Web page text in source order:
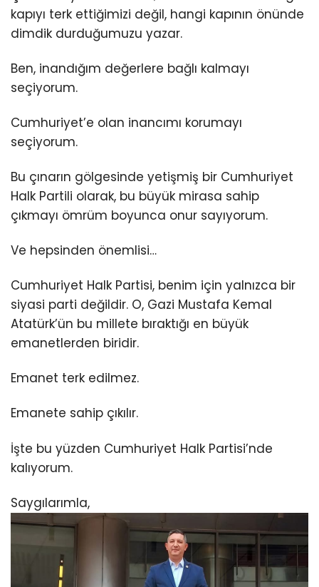
kapıyı terk ettiğimizi değil, hangi kapının önünde
dimdik durduğumuzu yazar.
Ben, inandığım değerlere bağlı kalmayı
seçiyorum.
Cumhuriyet’e olan inancımı korumayı
seçiyorum.
Bu çınarın gölgesinde yetişmiş bir Cumhuriyet
Halk Partili olarak, bu büyük mirasa sahip
çıkmayı ömrüm boyunca onur sayıyorum.
Ve hepsinden önemlisi…
Cumhuriyet Halk Partisi, benim için yalnızca bir
siyasi parti değildir. O, Gazi Mustafa Kemal
Atatürk’ün bu millete bıraktığı en büyük
emanetlerden biridir.
Emanet terk edilmez.
Emanete sahip çıkılır.
İşte bu yüzden Cumhuriyet Halk Partisi’nde
kalıyorum.
Saygılarımla,